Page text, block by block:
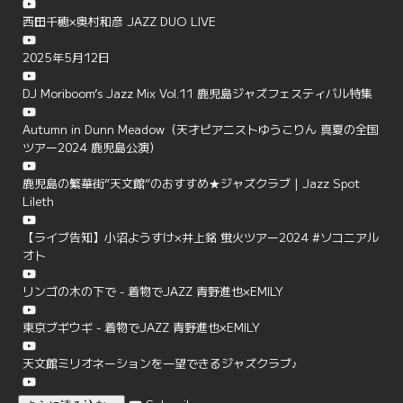
西田千穂×奥村和彦 JAZZ DUO LIVE
2025年5月12日
DJ Moriboom’s Jazz Mix Vol.11 鹿児島ジャズフェスティバル特集
Autumn in Dunn Meadow（天才ピアニストゆうこりん 真夏の全国
ツアー2024 鹿児島公演）
鹿児島の繁華街”天文館”のおすすめ★ジャズクラブ | Jazz Spot
Lileth
【ライブ告知】小沼ようすけ×井上銘 蛍火ツアー2024 #ソコニアル
オト
リンゴの木の下で - 着物でJAZZ 青野進也×EMILY
東京ブギウギ - 着物でJAZZ 青野進也×EMILY
天文館ミリオネーションを一望できるジャズクラブ♪